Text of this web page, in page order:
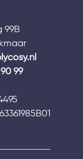
99B
99